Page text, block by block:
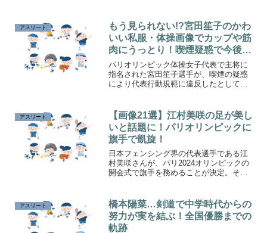
アスリート
もう見られない!?宮田笙子のかわ
いい私服・体操画像でカップや筋
肉にうっとり！喫煙疑惑で今後ど
うなる
パリオリンピック体操女子代表で主将に
指名された宮田笙子選手が、喫煙の疑惑
により代表行動規範に違反したとしてチ
なっています。宮田選手のかわいい画像
や経歴を紹介します。
アスリート
【画像21選】江村美咲の足が美し
いと話題に！パリオリンピックに
旗手で凱旋！
日本フェンシング界の代表選手である江
村美咲さんが、パリ2024オリンピックの
開会式で旗手を務めることが決定。その
旗手としての選出経緯やその魅力につい
て詳しく紹介します。
アスリート
橋本陽菜…剣道で中学時代からの
努力が実を結ぶ！全国優勝までの
軌跡